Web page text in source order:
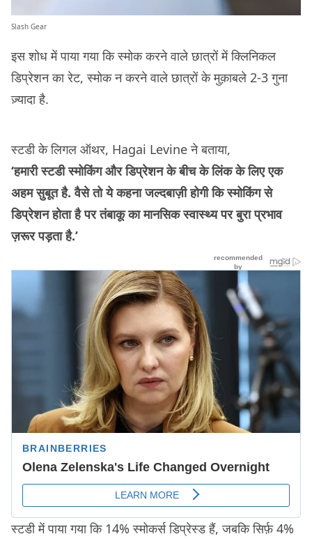
Slash Gear
इस शोध में पाया गया कि स्मोक करने वाले छात्रों में क्लिनिकल
डिप्रेशन का रेट, स्मोक न करने वाले छात्रों के मुक़ाबले 2-3 गुना
ज़्यादा है.
स्टडी के लिगल ऑथर, Hagai Levine ने बताया,
‘हमारी स्टडी स्मोकिंग और डिप्रेशन के बीच के लिंक के लिए एक
अहम सुबूत है. वैसे तो ये कहना जल्दबाज़ी होगी कि स्मोकिंग से
डिप्रेशन होता है पर तंबाकू का मानसिक स्वास्थ्य पर बुरा प्रभाव
ज़रूर पड़ता है.’
स्टडी में पाया गया कि 14% स्मोकर्स डिप्रेस्ड हैं, जबकि सिर्फ़ 4%